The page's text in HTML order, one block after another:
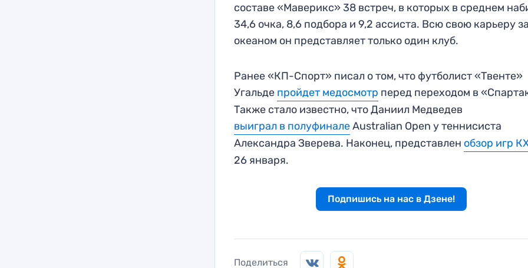
составе «Маверикс» 38 встреч, в которых в среднем
34,6 очка, 8,6 подбора и 9,2 ассиста. Всю свою карьеру за
океаном он представляет только один клуб.
Ранее «КП-Спорт» писал о том, что футболист «Твенте»
Угальде пройдет медосмотр перед переходом в
Также стало известно, что Даниил Медведев
выиграл в полуфиналеAustralian Open у теннисиста
Александра Зверева. Наконец, представлен обзор игр
26 января.
Подпишись на нас в Дзене!
Поделиться